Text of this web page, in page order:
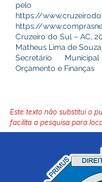
https://
https://
Cruzeiro do Sul – AC,
Matheus Lima de Souza
Secretário
Orçamento e Finanças
Este texto não substitui o
facilita a pesquisa para